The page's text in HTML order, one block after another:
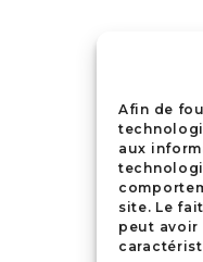
Afin de
aux
site. Le
peut avoir